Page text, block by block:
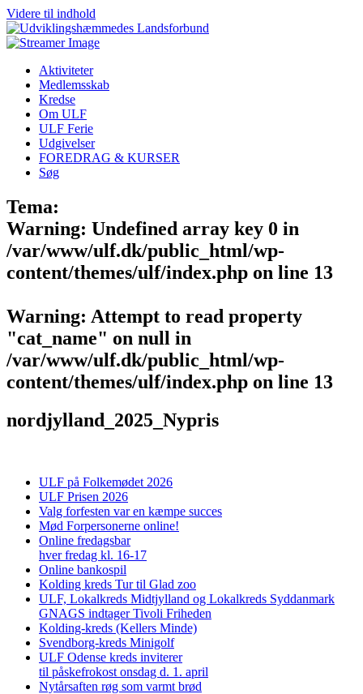
Videre til indhold
Aktiviteter
Medlemsskab
Kredse
Om ULF
ULF Ferie
Udgivelser
FOREDRAG & KURSER
Søg
Tema:
Warning: Undefined array key 0 in
/var/www/ulf.dk/public_html/wp-
content/themes/ulf/index.php on line 13
Warning: Attempt to read property
"cat_name" on null in
/var/www/ulf.dk/public_html/wp-
content/themes/ulf/index.php on line 13
nordjylland_2025_Nypris
ULF på Folkemødet 2026
ULF Prisen 2026
Valg forfesten var en kæmpe succes
Mød Forpersonerne online!
Online fredagsbar
hver fredag kl. 16-17
Online bankospil
Kolding kreds Tur til Glad zoo
ULF, Lokalkreds Midtjylland og Lokalkreds Syddanmark
GNAGS indtager Tivoli Friheden
Kolding-kreds (Kellers Minde)
Svendborg-kreds Minigolf
ULF Odense kreds inviterer
til påskefrokost onsdag d. 1. april
Nytårsaften røg som varmt brød